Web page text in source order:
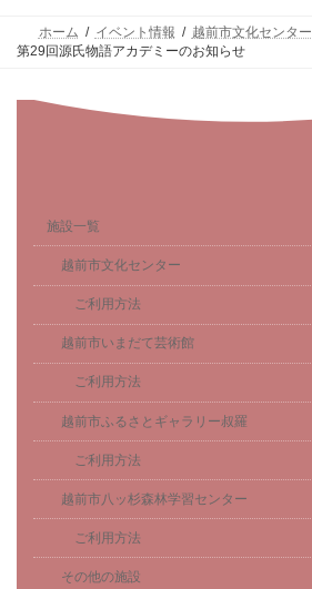
ホーム イベント情報
越前市文化センター
第29回源氏物語アカデミーのお知らせ
施設一覧
越前市文化センター
ご利用方法
越前市いまだて芸術館
ご利用方法
越前市ふるさとギャラリー叔羅
ご利用方法
越前市八ッ杉森林学習センター
ご利用方法
その他の施設